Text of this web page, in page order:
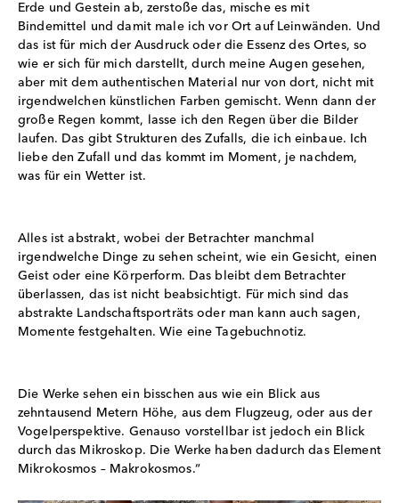
Erde und Gestein ab, zerstoße das, mische es mit
Bindemittel und damit male ich vor Ort auf Leinwänden. Und
das ist für mich der Ausdruck oder die Essenz des Ortes, so
wie er sich für mich darstellt, durch meine Augen gesehen,
aber mit dem authentischen Material nur von dort, nicht mit
irgendwelchen künstlichen Farben gemischt. Wenn dann der
große Regen kommt, lasse ich den Regen über die Bilder
laufen. Das gibt Strukturen des Zufalls, die ich einbaue. Ich
liebe den Zufall und das kommt im Moment, je nachdem,
was für ein Wetter ist.
Alles ist abstrakt, wobei der Betrachter manchmal
irgendwelche Dinge zu sehen scheint, wie ein Gesicht, einen
Geist oder eine Körperform. Das bleibt dem Betrachter
überlassen, das ist nicht beabsichtigt. Für mich sind das
abstrakte Landschaftsporträts oder man kann auch sagen,
Momente festgehalten. Wie eine Tagebuchnotiz.
Die Werke sehen ein bisschen aus wie ein Blick aus
zehntausend Metern Höhe, aus dem Flugzeug, oder aus der
Vogelperspektive. Genauso vorstellbar ist jedoch ein Blick
durch das Mikroskop. Die Werke haben dadurch das Element
Mikrokosmos – Makrokosmos.“